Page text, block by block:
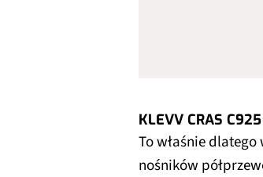
KLEVV CRAS
To właśnie
nośników